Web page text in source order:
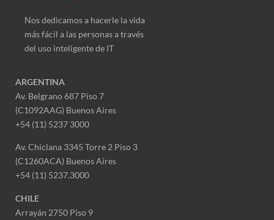
Nos dedicamos a hacerle la vida
más fácil a las personas a través
del uso inteligente de IT
ARGENTINA
Av. Belgrano 687 Piso 7
(C1092AAG) Buenos Aires
+54 (11) 5237 3000
Av. Chiclana 3345 Torre 2 Piso 3
(C1260ACA) Buenos Aires
+54 (11) 5237.3000
CHILE
Arrayán 2750 Piso 9